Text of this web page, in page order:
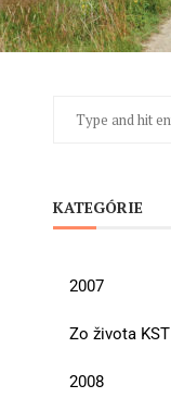
KATEGÓRIE
2007
Zo života KST
2008